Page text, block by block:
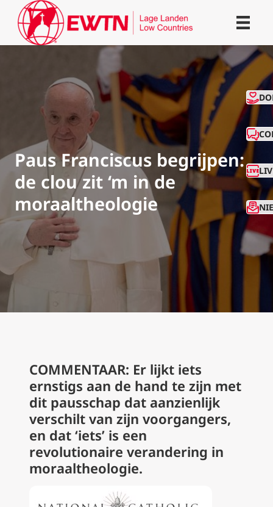
Paus Franciscus begrijpen:
de clou zit ‘m in de
moraaltheologie
COMMENTAAR: Er lijkt iets
ernstigs aan de hand te zijn met
dit pausschap dat aanzienlijk
verschilt van zijn voorgangers,
en dat ‘iets’ is een
revolutionaire verandering in
moraaltheologie.